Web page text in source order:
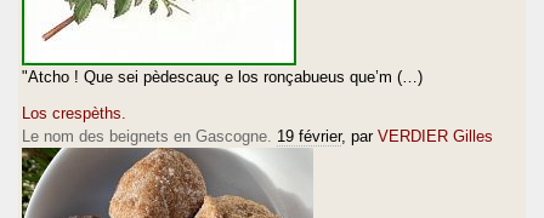
"Atcho ! Que sei pèdescauç e los ronçabueus que’m (…)
Los crespèths.
Le nom des beignets en Gascogne. 19 février, par VERDIER Gilles